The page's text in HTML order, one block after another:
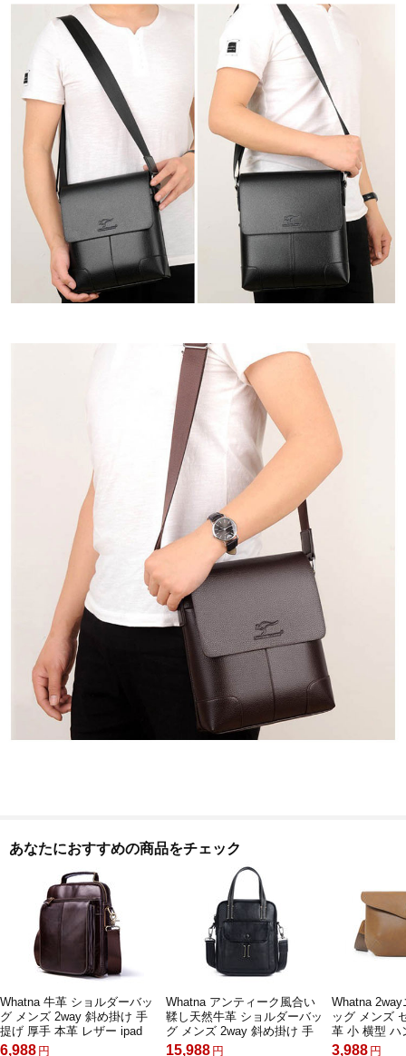
あなたにおすすめの商品をチェック
Whatna 牛革 ショルダーバッ
グ メンズ 2way 斜め掛け 手
提げ 厚手 本革 レザー ipad
10.5収納可 縦型 小さめ メッ
6,988 円
Whatna アンティーク風合い
鞣し天然牛革 ショルダーバッ
グ メンズ 2way 斜め掛け 手
提げ 厚手 本革 レザー小さめ
15,988 円
Whatna
ッグ メンズ
革 小 横型 ハ
ショルダー
3,988 円